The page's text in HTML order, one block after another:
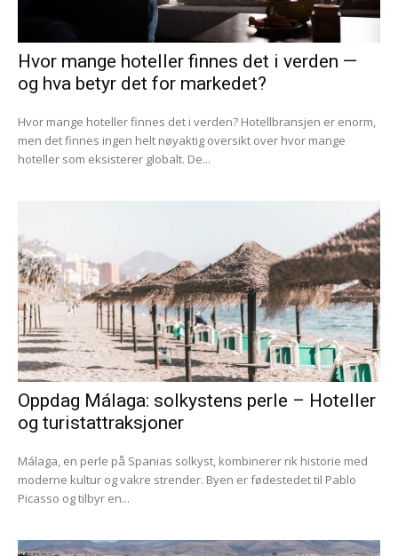
Hvor mange hoteller finnes det i verden —
og hva betyr det for markedet?
Hvor mange hoteller finnes det i verden? Hotellbransjen er enorm,
men det finnes ingen helt nøyaktig oversikt over hvor mange
hoteller som eksisterer globalt. De...
Oppdag Málaga: solkystens perle – Hoteller
og turistattraksjoner
Málaga, en perle på Spanias solkyst, kombinerer rik historie med
moderne kultur og vakre strender. Byen er fødestedet til Pablo
Picasso og tilbyr en...